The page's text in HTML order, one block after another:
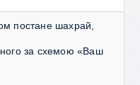
постане шахрай,
за схемою «Ваш